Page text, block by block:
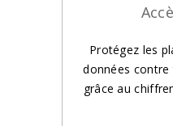
Protégez les
données
grâce au